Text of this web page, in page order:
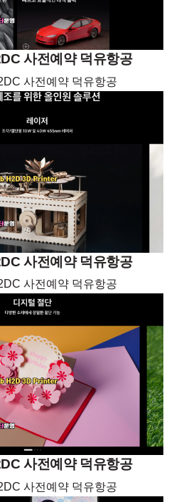
사전예약 덕유항공
사전예약 덕유항공
사전예약 덕유항공
사전예약 덕유항공
사전예약 덕유항공
사전예약 덕유항공